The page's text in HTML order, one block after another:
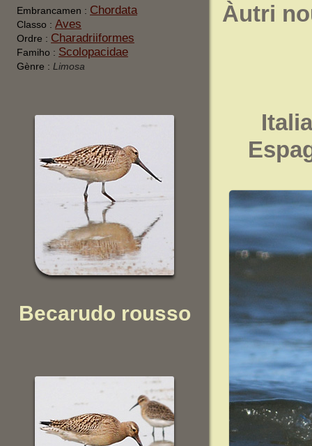
Embrancamen : Chordata
Classo : Aves
Ordre : Charadriiformes
Famiho : Scolopacidae
Gènre : Limosa
Becarudo rousso
Àutri